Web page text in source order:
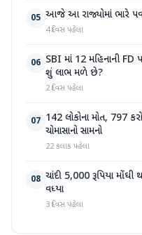
05 આજે આ રાજ્યોમાં ભારે
4 દિવસ પહેલા
06 SBI માં 12 મહિનાની FD
શું લાભ મળે છે?
2 દિવસ પહેલા
07 142 લોકોના મોત, 797
ચોમાસાનો સામનો
22 કલાક પહેલા
08 ચાંદી 5,000 રૂપિયા મોંઘી
વધ્યા
3 દિવસ પહેલા